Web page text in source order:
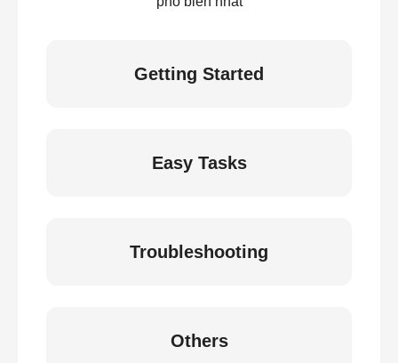
Getting Started
Easy Tasks
Troubleshooting
Others